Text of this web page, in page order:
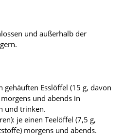
und außerhalb der
gehäuften Esslöffel (15 g, davon
und abends in
und trinken.
je einen Teelöffel (7,5 g,
morgens und abends.